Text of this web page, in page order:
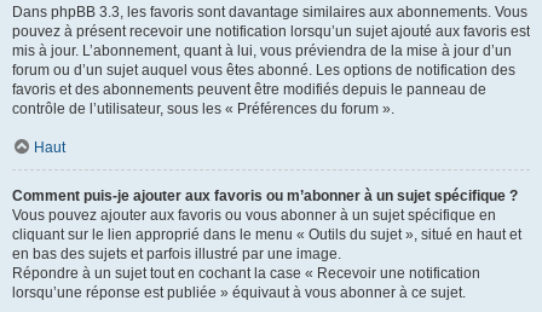
Dans phpBB 3.3, les favoris sont davantage similaires aux abonnements. Vous
pouvez à présent recevoir une notification lorsqu’un sujet ajouté aux favoris est
mis à jour. L’abonnement, quant à lui, vous préviendra de la mise à jour d’un
forum ou d’un sujet auquel vous êtes abonné. Les options de notification des
favoris et des abonnements peuvent être modifiés depuis le panneau de
contrôle de l’utilisateur, sous les « Préférences du forum ».
Haut
Comment puis-je ajouter aux favoris ou m’abonner à un sujet spécifique ?
Vous pouvez ajouter aux favoris ou vous abonner à un sujet spécifique en
cliquant sur le lien approprié dans le menu « Outils du sujet », situé en haut et
en bas des sujets et parfois illustré par une image.
Répondre à un sujet tout en cochant la case « Recevoir une notification
lorsqu’une réponse est publiée » équivaut à vous abonner à ce sujet.